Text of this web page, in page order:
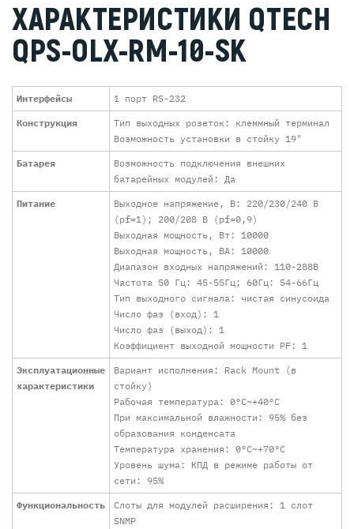
ХАРАКТЕРИСТИКИ QTECH
QPS-OLX-RM-10-SK
Интерфейсы 1 порт RS-232
Конструкция
Тип выходных розеток: клеммный терминал
Возможность установки в стойку 19"
Батарея
Возможность подключения внешних
батарейных модулей: Да
Питание
Выходное напряжение, В: 220/230/240 В
(pf=1); 200/208 В (pf=0,9)
Выходная мощность, Вт: 10000
Выходная мощность, ВА: 10000
Диапазон входных напряжений: 110-288В
Частота 50 Гц: 45-55Гц; 60Гц: 54-66Гц
Тип выходного сигнала: чистая синусоида
Число фаз (вход): 1
Число фаз (выход): 1
Коэффициент выходной мощности PF: 1
Эксплуатационные
характеристики
Вариант исполнения: Rack Mount (в
стойку)
Рабочая температура: 0°C~+40°C
При максимальной влажности: 95% без
образования конденсата
Температура хранения: 0°C~+70°C
Уровень шума: КПД в режиме работы от
сети: 95%
Функциональность
Слоты для модулей расширения: 1 слот
SNMP